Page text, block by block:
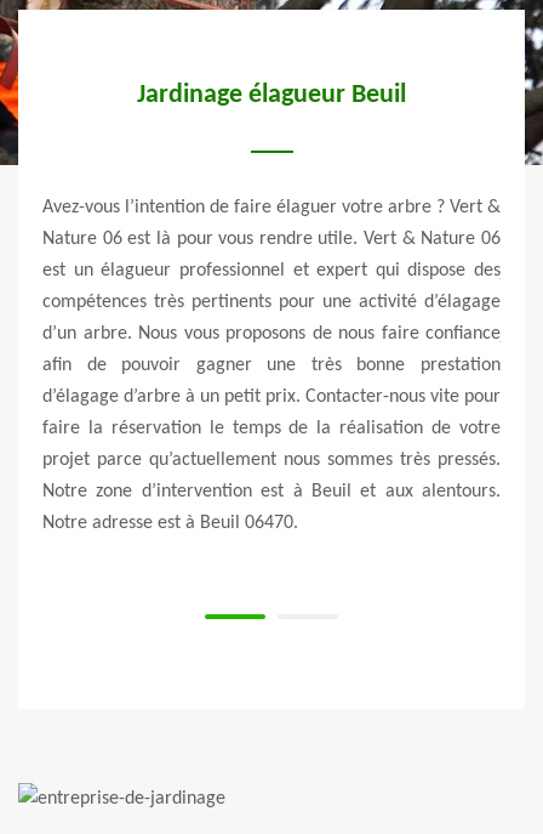
Jardinage élagueur Beuil
Avez-vous l’intention de faire élaguer votre arbre ? Vert &
Nature 06 est là pour vous rendre utile. Vert & Nature 06
est un élagueur professionnel et expert qui dispose des
compétences très pertinents pour une activité d’élagage
d’un arbre. Nous vous proposons de nous faire confiance
afin de pouvoir gagner une très bonne prestation
d’élagage d’arbre à un petit prix. Contacter-nous vite pour
faire la réservation le temps de la réalisation de votre
projet parce qu’actuellement nous sommes très pressés.
Notre zone d’intervention est à Beuil et aux alentours.
Notre adresse est à Beuil 06470.